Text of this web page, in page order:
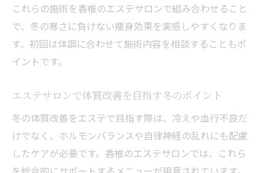
エステサロンの即効性で見た目が変わる冬
の秘訣
冬にやせたい女性がエステで実感する効果
とは
すめ
むくみ改善へ導く冬のボディケア法
エステで冬のむくみ改善を目指すポイント
冬に効果的なエステのリンパケア施術を解
これらの施術を香椎のエステサロンで組み合わせること
で、冬の寒さに負けない痩身効果を実感しやすくなりま
す。初回は体調に合わせて施術内容を相談することもポ
イントです。
エステサロンで体質改善を目指す冬のポイント
冬の体質改善をエステで目指す際は、冷えや血行不良だ
けでなく、ホルモンバランスや自律神経の乱れにも配慮
したケアが必要です。香椎のエステサロンでは、これら